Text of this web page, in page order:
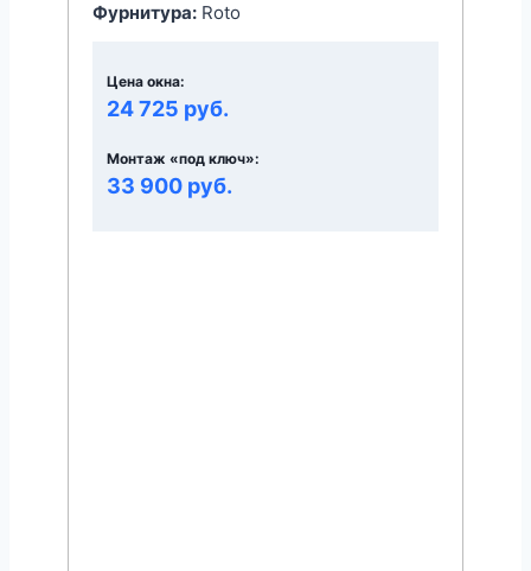
Фурнитура: Roto
Цена окна:
24 725 руб.
Монтаж «под ключ»:
33 900 руб.